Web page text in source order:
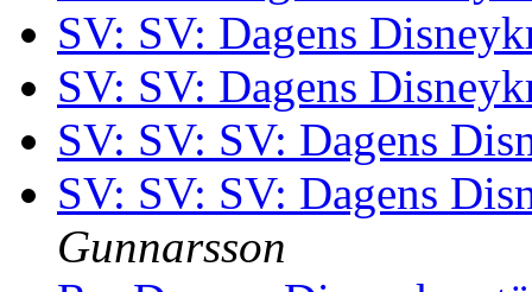
SV: SV: Dagens
SV: SV: Dagens
SV: SV: SV: Dagens
SV: SV: SV: Dagens
Gunnarsson